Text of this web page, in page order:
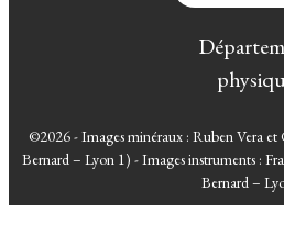
©2026 - Images minéraux : Ruben Vera et
Bernard – Lyon 1) - Images instruments :
Bernard –